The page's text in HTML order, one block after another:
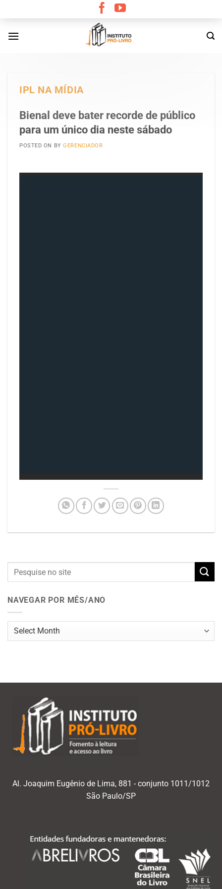
content
IPL NA MÍDIA
Bienal deve bater recorde de público
para um único dia neste sábado
POSTED ON BYGERENCIADOR
NAVEGAR POR MÊS/ANO
Navegar
Al. Joaquim Eugênio de Lima, 881 - conjunto 1011/1012
São Paulo/SP